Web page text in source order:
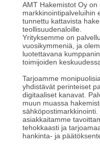
AMT Hakemistot Oy
markkinointipalveluihin
tunnettu kattavista
teollisuudenaloille.
Yrityksemme on
vuosikymmeniä, ja
luotettavana
toimijoiden
Tarjoamme
yhdistävät perinteiset
digitaaliset kanavat.
muun muassa
asiakkaitamme
tehokkaasti ja
hankinta- ja